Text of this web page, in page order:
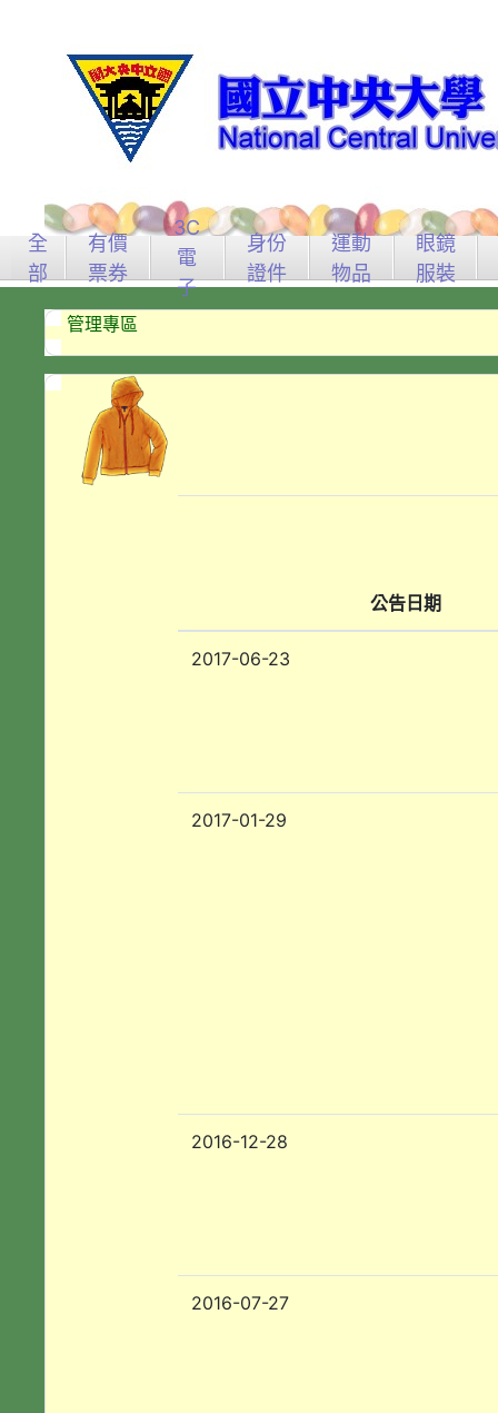
全
部
有價
票券
3C
電
子
身份
證件
運動
物品
眼鏡
服裝
管理專區
公告日期
2017-06-23
2017-01-29
2016-12-28
2016-07-27